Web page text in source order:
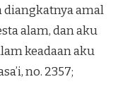
diangkatnya amal
alam, dan aku
keadaan aku
no. 2357;